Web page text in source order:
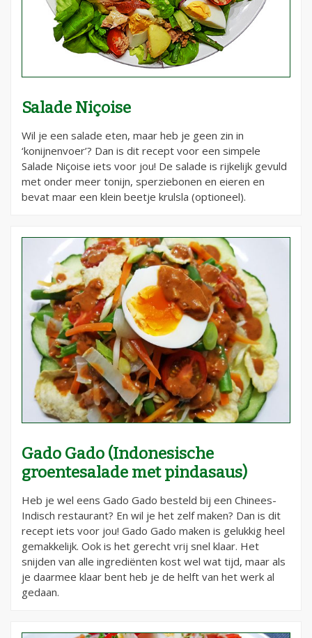
Salade Niçoise
Wil je een salade eten, maar heb je geen zin in
‘konijnenvoer’? Dan is dit recept voor een simpele
Salade Niçoise iets voor jou! De salade is rijkelijk gevuld
met onder meer tonijn, sperziebonen en eieren en
bevat maar een klein beetje krulsla (optioneel).
Gado Gado (Indonesische
groentesalade met pindasaus)
Heb je wel eens Gado Gado besteld bij een Chinees-
Indisch restaurant? En wil je het zelf maken? Dan is dit
recept iets voor jou! Gado Gado maken is gelukkig heel
gemakkelijk. Ook is het gerecht vrij snel klaar. Het
snijden van alle ingrediënten kost wel wat tijd, maar als
je daarmee klaar bent heb je de helft van het werk al
gedaan.